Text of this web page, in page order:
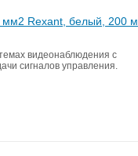
мм2 Rexant, белый, 200 м
видеонаблюдения с
сигналов управления.